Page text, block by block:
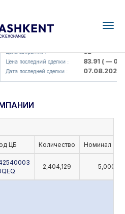
KFSK (<Kafolat sug'urta
Цена закрытия : 82
Цена последний сделки : 83.91( — 0.0 )
Дата последней сделки : 07.08.2026
ЦБ Количество Номинал
2,404,129 5,000